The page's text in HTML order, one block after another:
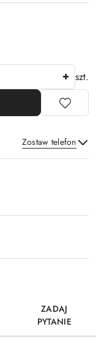
szt.
Zostaw telefon
ZADAJ
PYTANIE